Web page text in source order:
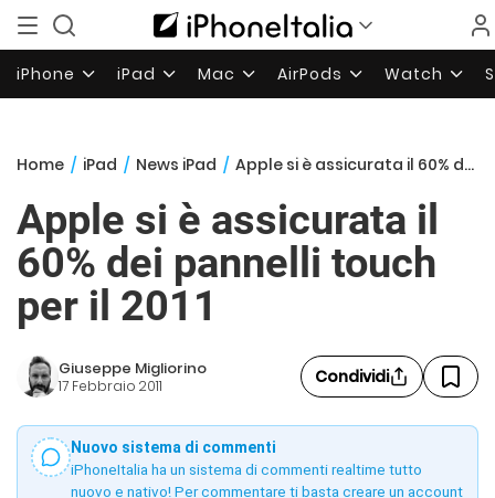
iPhone iPad Mac AirPods Watch
Home / iPad / News iPad / Apple si è assicurata il 60% dei pannelli touch per il 2011
Apple si è assicurata il
60% dei pannelli touch
per il 2011
Giuseppe Migliorino
17 Febbraio 2011 Condividi
Nuovo sistema di commenti
iPhoneItalia ha un sistema di commenti realtime tutto
nuovo e nativo! Per commentare ti basta creare un account